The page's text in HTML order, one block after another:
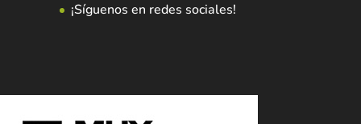
¡Síguenos en redes sociales!